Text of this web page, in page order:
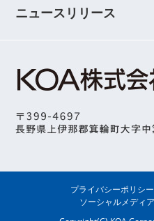
ニュースリリース
プライバシーポリシー
ソーシャルメディ